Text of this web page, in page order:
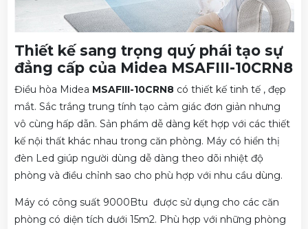
Thiết kế sang trọng quý phái tạo sự
đẳng cấp của Midea MSAFIII-10CRN8
Điều hòa Midea MSAFIII-10CRN8có thiết kế tinh tế , đẹp
mắt. Sắc trắng trung tính tạo cảm giác đơn giản nhưng
vô cùng hấp dẫn. Sản phẩm dễ dàng kết hợp với các thiết
kế nội thất khác nhau trong căn phòng. Máy có hiển thị
đèn Led giúp người dùng dễ dàng theo dõi nhiệt độ
phòng và điều chỉnh sao cho phù hợp với nhu cầu dùng.
Máy có công suất 9000Btu được sử dụng cho các căn
phòng có diện tích dưới 15m2. Phù hợp với những phòng